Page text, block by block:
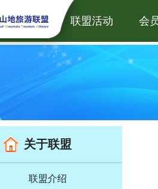
新闻中心 联盟活动 会
关于联盟
联盟介绍